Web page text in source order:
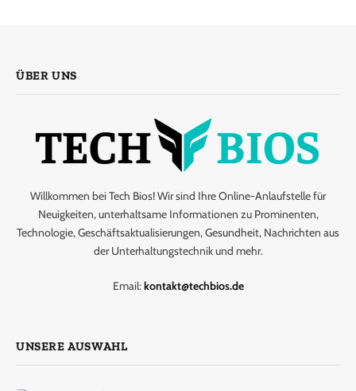
ÜBER UNS
Willkommen bei Tech Bios! Wir sind Ihre Online-Anlaufstelle für
Neuigkeiten, unterhaltsame Informationen zu Prominenten,
Technologie, Geschäftsaktualisierungen, Gesundheit, Nachrichten aus
der Unterhaltungstechnik und mehr.
Email: kontakt@techbios.de
UNSERE AUSWAHL